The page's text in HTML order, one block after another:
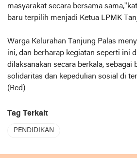
masyarakat secara bersama
baru terpilih menjadi Ketua LPMK
Warga Kelurahan Tanjung Palas
ini, dan berharap kegiatan seperti ini
dilaksanakan secara berkala, sebagai
solidaritas dan kepedulian sosial di
(Red)
Tag Terkait
PENDIDIKAN